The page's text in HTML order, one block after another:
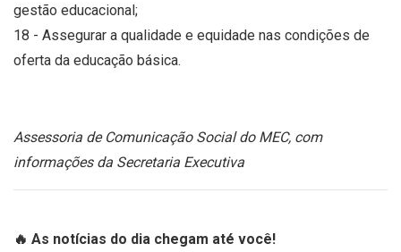
gestão educacional;
18 - Assegurar a qualidade e equidade nas condições de
oferta da educação básica.
Assessoria de Comunicação Social do MEC, com
informações da Secretaria Executiva
🔥 As notícias do dia chegam até você!